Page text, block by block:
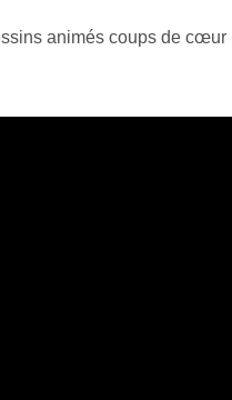
animés coups de cœur